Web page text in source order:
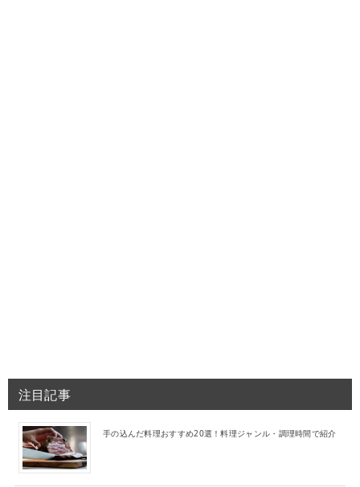
注目記事
手の込んだ料理おすすめ20選！料理ジャンル・調理時間で紹介